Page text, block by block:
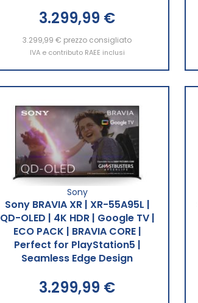
3.299,99 €
3.299,99 € prezzo consigliato
IVA e contributo RAEE inclusi
Aggiungi al Carrello
Sony
Sony BRAVIA XR | XR-55A95L |
QD-OLED | 4K HDR | Google TV |
ECO PACK | BRAVIA CORE |
Perfect for PlayStation5 |
Seamless Edge Design
3.299,99 €